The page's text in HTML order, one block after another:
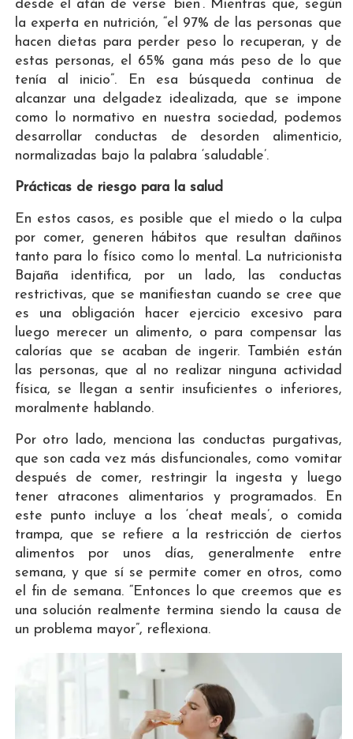
desde el afán de verse ‘bien’. Mientras que, según
la experta en nutrición, “el 97% de las personas que
hacen dietas para perder peso lo recuperan, y de
estas personas, el 65% gana más peso de lo que
tenía al inicio”. En esa búsqueda continua de
alcanzar una delgadez idealizada, que se impone
como lo normativo en nuestra sociedad, podemos
desarrollar conductas de desorden alimenticio,
normalizadas bajo la palabra ‘saludable’.
Prácticas de riesgo para la salud
En estos casos, es posible que el miedo o la culpa
por comer, generen hábitos que resultan dañinos
tanto para lo físico como lo mental. La nutricionista
Bajaña identifica, por un lado, las conductas
restrictivas, que se manifiestan cuando se cree que
es una obligación hacer ejercicio excesivo para
luego merecer un alimento, o para compensar las
calorías que se acaban de ingerir. También están
las personas, que al no realizar ninguna actividad
física, se llegan a sentir insuficientes o inferiores,
moralmente hablando.
Por otro lado, menciona las conductas purgativas,
que son cada vez más disfuncionales, como vomitar
después de comer, restringir la ingesta y luego
tener atracones alimentarios y programados. En
este punto incluye a los ‘cheat meals’, o comida
trampa, que se refiere a la restricción de ciertos
alimentos por unos días, generalmente entre
semana, y que sí se permite comer en otros, como
el fin de semana. “Entonces lo que creemos que es
una solución realmente termina siendo la causa de
un problema mayor”, reflexiona.